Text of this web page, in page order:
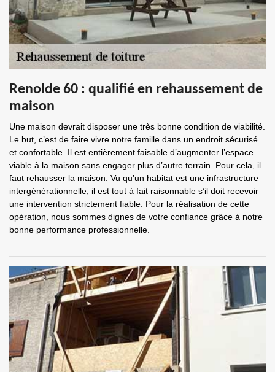
Renolde 60 : qualifié en rehaussement de
maison
Une maison devrait disposer une très bonne condition de viabilité.
Le but, c’est de faire vivre notre famille dans un endroit sécurisé
et confortable. Il est entièrement faisable d’augmenter l’espace
viable à la maison sans engager plus d’autre terrain. Pour cela, il
faut rehausser la maison. Vu qu’un habitat est une infrastructure
intergénérationnelle, il est tout à fait raisonnable s’il doit recevoir
une intervention strictement fiable. Pour la réalisation de cette
opération, nous sommes dignes de votre confiance grâce à notre
bonne performance professionnelle.